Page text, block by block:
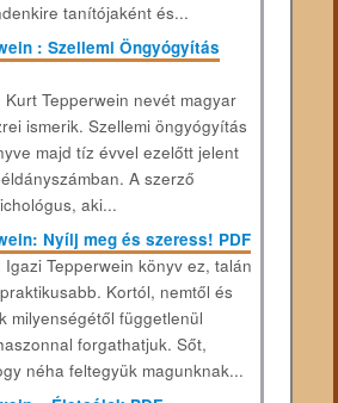
tanítójaként és...
: Szellemi Öngyógyítás
Kurt Tepperwein nevét magyar
ismerik. Szellemi öngyógyítás
majd tíz évvel ezelőtt jelent
A szerző
aki...
Nyílj meg és szeress! PDF
Igazi Tepperwein könyv ez, talán
Kortól, nemtől és
milyenségétől függetlenül
forgathatjuk. Sőt,
néha feltegyük magunknak...